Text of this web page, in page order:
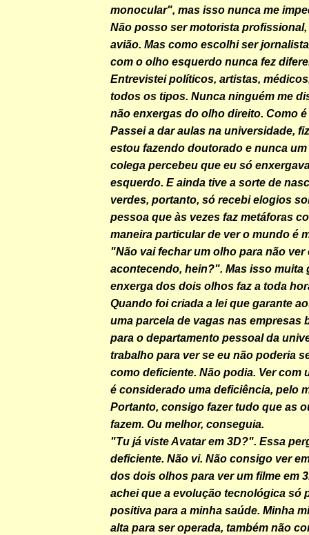
monocular", mas isso nunca me
Não posso ser motorista
avião. Mas como escolhi ser
com o olho esquerdo nunca fez
Entrevistei políticos, artistas,
todos os tipos. Nunca ninguém me
não enxergas do olho direito. Como
Passei a dar aulas na universidade,
estou fazendo doutorado e nunca
colega percebeu que eu só
esquerdo. E ainda tive a sorte de
verdes, portanto, só recebi elogios
pessoa que às vezes faz metáforas
maneira particular de ver o mundo é
"Não vai fechar um olho para não ver
acontecendo, hein?". Mas isso muita
enxerga dos dois olhos faz a toda
Quando foi criada a lei que garante
uma parcela de vagas nas empresas
para o departamento pessoal da
trabalho para ver se eu não poderia
como deficiente. Não podia. Ver com
é considerado uma deficiência, pelo
Portanto, consigo fazer tudo que as
fazem. Ou melhor, conseguia.
"Tu já viste Avatar em 3D?". Essa
deficiente. Não vi. Não consigo ver
dos dois olhos para ver um filme em
achei que a evolução tecnológica só
positiva para a minha saúde. Minha
alta para ser operada, também não